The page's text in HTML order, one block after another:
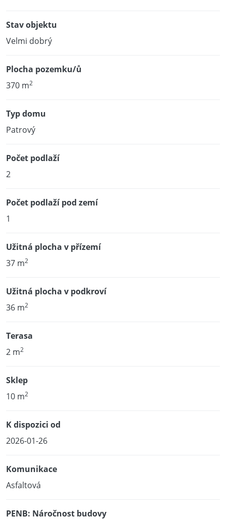
Stav objektu
Velmi dobrý
Plocha pozemku/ů
370 m2
Typ domu
Patrový
Počet podlaží
2
Počet podlaží pod zemí
1
Užitná plocha v přízemí
37 m2
Užitná plocha v podkroví
36 m2
Terasa
2 m2
Sklep
10 m2
K dispozici od
2026-01-26
Komunikace
Asfaltová
PENB: Náročnost budovy